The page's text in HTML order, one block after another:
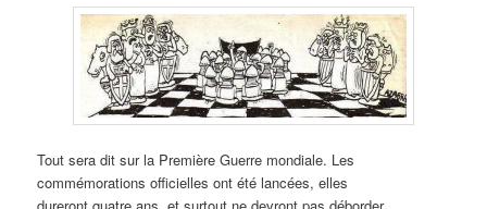
Tout sera dit sur la Première Guerre mondiale. Les
commémorations officielles ont été lancées, elles